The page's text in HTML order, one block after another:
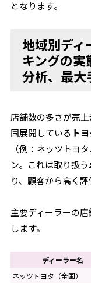
となります。
地域別ディ
キングの実
分析、最
店舗数の多さが売
国展開している ト
（例：ネッツトヨ
ン。これは取り扱
り、顧客から高く
主要ディーラーの
します。
ディーラー名
ネッツトヨタ（全国）